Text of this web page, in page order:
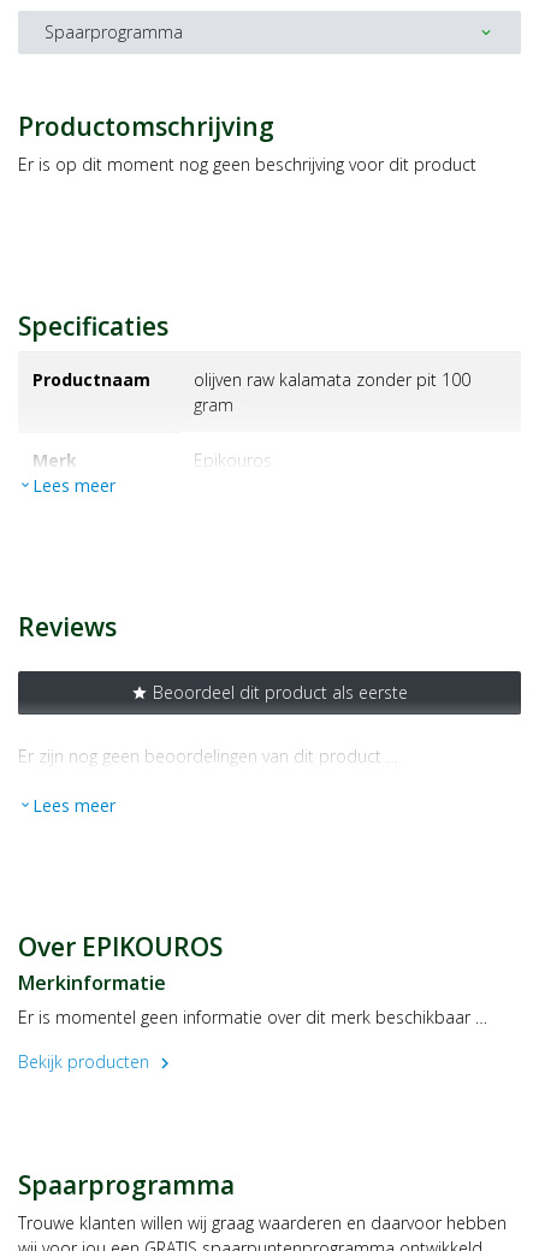
Spaarprogramma expand_more
Productomschrijving
Er is op dit moment nog geen beschrijving voor dit product
Specificaties
Productnaam
olijven raw kalamata zonder pit 100
gram
Merk epikouros
expand_more Lees meer
Reviews
star Beoordeel dit product als eerste
Er zijn nog geen beoordelingen van dit product …
expand_more Lees meer
Over EPIKOUROS
Merkinformatie
Er is momentel geen informatie over dit merk beschikbaar …
Bekijk producten
chevron_right
Spaarprogramma
Trouwe klanten willen wij graag waarderen en daarvoor hebben